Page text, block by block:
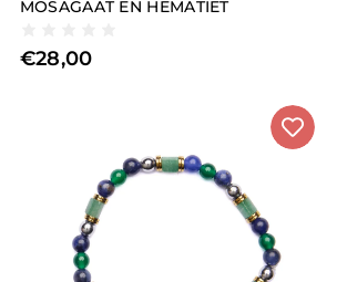
MOSAGAAT EN HEMATIET
€28,00